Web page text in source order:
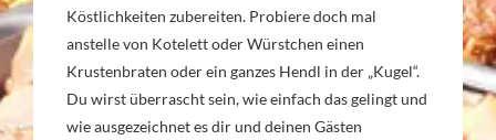
Köstlichkeiten zubereiten. Probiere doch mal
anstelle von Kotelett oder Würstchen einen
Krustenbraten oder ein ganzes Hendl in der „Kugel“.
Du wirst überrascht sein, wie einfach das gelingt und
wie ausgezeichnet es dir und deinen Gästen